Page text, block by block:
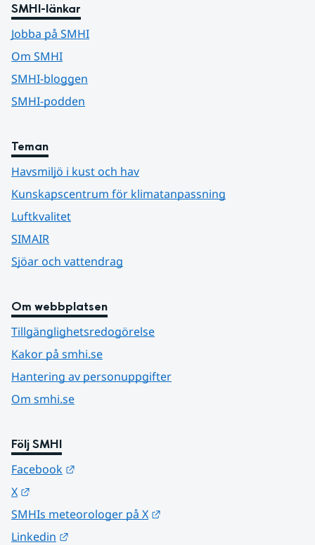
SMHI-länkar
Jobba på SMHI
Om SMHI
SMHI-bloggen
SMHI-podden
Teman
Havsmiljö i kust och hav
Kunskapscentrum för klimatanpassning
Luftkvalitet
SIMAIR
Sjöar och vattendrag
Om webbplatsen
Tillgänglighetsredogörelse
Kakor på smhi.se
Hantering av personuppgifter
Om smhi.se
Följ SMHI
Facebook
X
SMHIs meteorologer på X
Linkedin